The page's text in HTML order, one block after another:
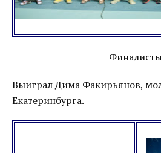
Выиграл Дима Факирьянов,
Екатеринбурга.